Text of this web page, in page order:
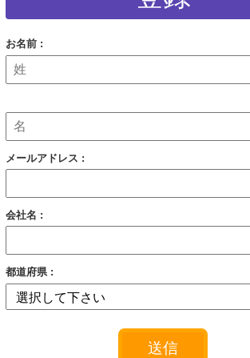
お名前 :
メールアドレス :
会社名 :
都道府県 :
送信